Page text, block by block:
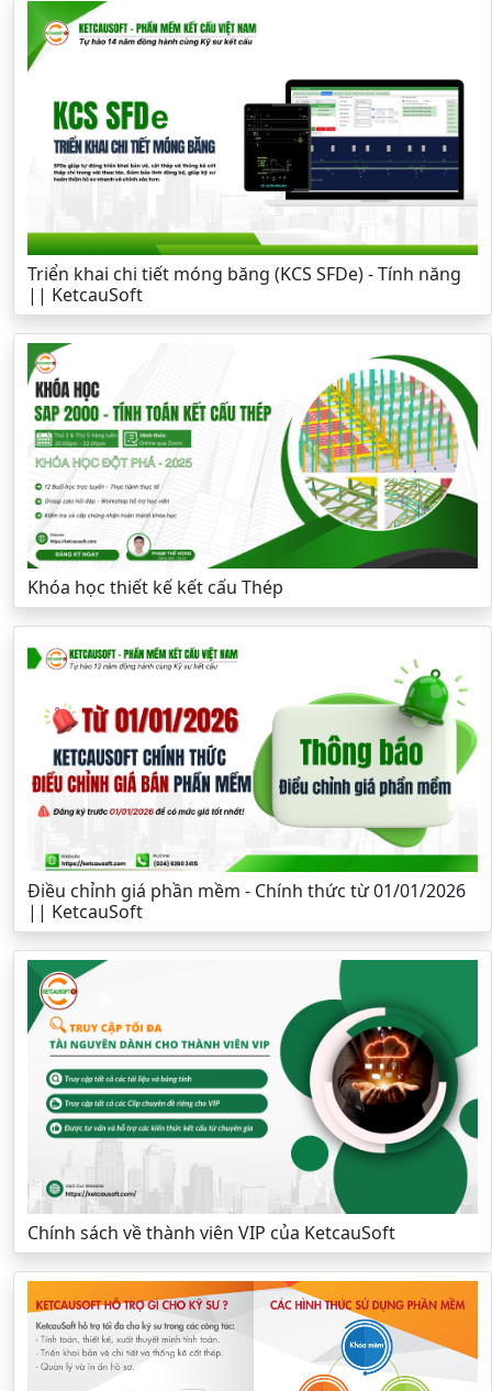
Triển khai chi tiết móng băng (KCS SFDe) - Tính năng
|| KetcauSoft
Khóa học thiết kế kết cấu Thép
Điều chỉnh giá phần mềm - Chính thức từ 01/01/2026
|| KetcauSoft
Chính sách về thành viên VIP của KetcauSoft